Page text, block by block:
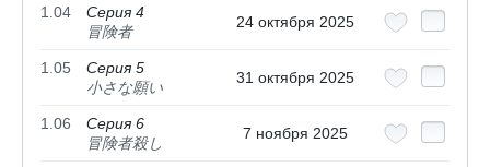
1.04
Серия 4
冒険者
24 октября 2025
1.05
Серия 5
小さな願い
31 октября 2025
1.06
Серия 6
冒険者殺し
7 ноября 2025